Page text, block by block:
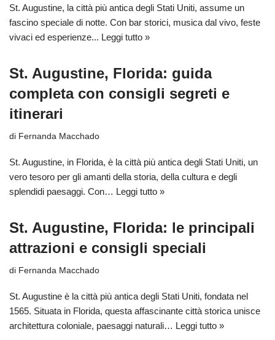
St. Augustine, la città più antica degli Stati Uniti, assume un
fascino speciale di notte. Con bar storici, musica dal vivo, feste
vivaci ed esperienze... Leggi tutto »
St. Augustine, Florida: guida
completa con consigli segreti e
itinerari
di Fernanda Macchado
St. Augustine, in Florida, è la città più antica degli Stati Uniti, un
vero tesoro per gli amanti della storia, della cultura e degli
splendidi paesaggi. Con… Leggi tutto »
St. Augustine, Florida: le principali
attrazioni e consigli speciali
di Fernanda Macchado
St. Augustine è la città più antica degli Stati Uniti, fondata nel
1565. Situata in Florida, questa affascinante città storica unisce
architettura coloniale, paesaggi naturali… Leggi tutto »